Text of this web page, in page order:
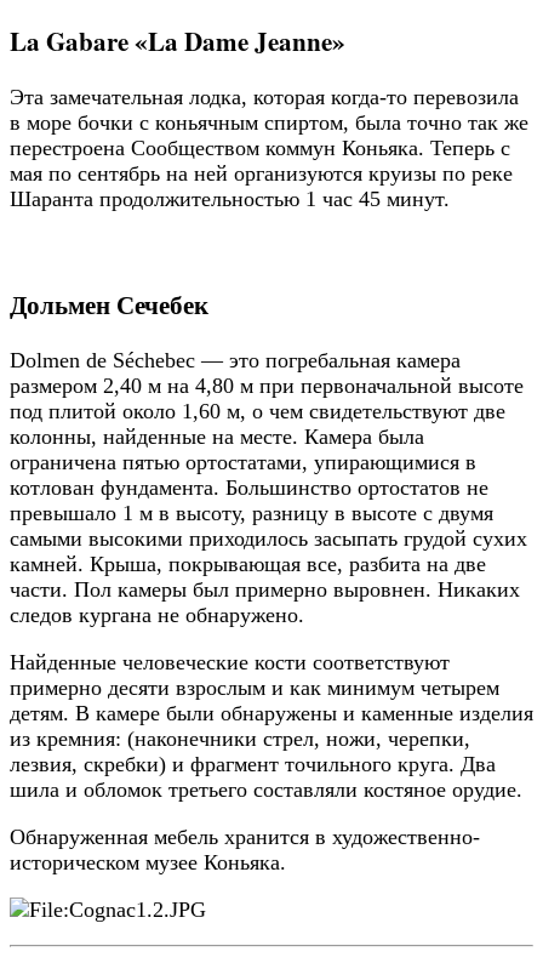
La Gabare «La Dame Jeanne»
Эта замечательная лодка, которая когда-то перевозила
в море бочки с коньячным спиртом, была точно так же
перестроена Сообществом коммун Коньяка. Теперь с
мая по сентябрь на ней организуются круизы по реке
Шаранта продолжительностью 1 час 45 минут.
Дольмен Сечебек
Dolmen de Séchebec — это погребальная камера
размером 2,40 м на 4,80 м при первоначальной высоте
под плитой около 1,60 м, о чем свидетельствуют две
колонны, найденные на месте. Камера была
ограничена пятью ортостатами, упирающимися в
котлован фундамента. Большинство ортостатов не
превышало 1 м в высоту, разницу в высоте с двумя
самыми высокими приходилось засыпать грудой сухих
камней. Крыша, покрывающая все, разбита на две
части. Пол камеры был примерно выровнен. Никаких
следов кургана не обнаружено.
Найденные человеческие кости соответствуют
примерно десяти взрослым и как минимум четырем
детям. В камере были обнаружены и каменные изделия
из кремния: (наконечники стрел, ножи, черепки,
лезвия, скребки) ​​и фрагмент точильного круга. Два
шила и обломок третьего составляли костяное орудие.
Обнаруженная мебель хранится в художественно-
историческом музее Коньяка.